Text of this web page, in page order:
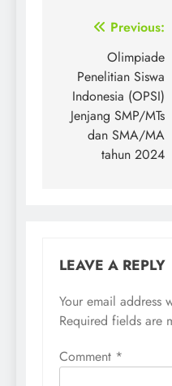
Post
navigation
Previous:
Olimpiade
Penelitian Siswa
Indonesia (OPSI)
Jenjang SMP/MTs
dan SMA/MA
tahun 2024
LEAVE A REPLY
Your email address
Required fields are
Comment *